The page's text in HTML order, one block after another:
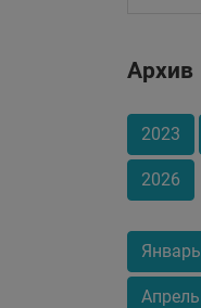
Архив
2023
2026
Январь
Апрель